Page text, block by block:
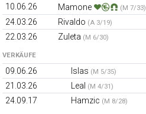
10.06.26 Mamone (M 7/33)
24.03.26
Rivaldo (A 3/19)
22.03.26
Zuleta (M 6/30)
VERKÄUFE
09.06.26 Islas (M 5/35)
21.03.26
Leal (M 4/31)
24.09.17
Hamzic (M 8/28)